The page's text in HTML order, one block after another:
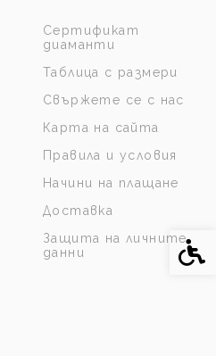
Сертификат
диаманти
Таблица с размери
Свържете се с нас
Карта на сайта
Правила и условия
Начини на плащане
Доставка
Защита на личните
данни